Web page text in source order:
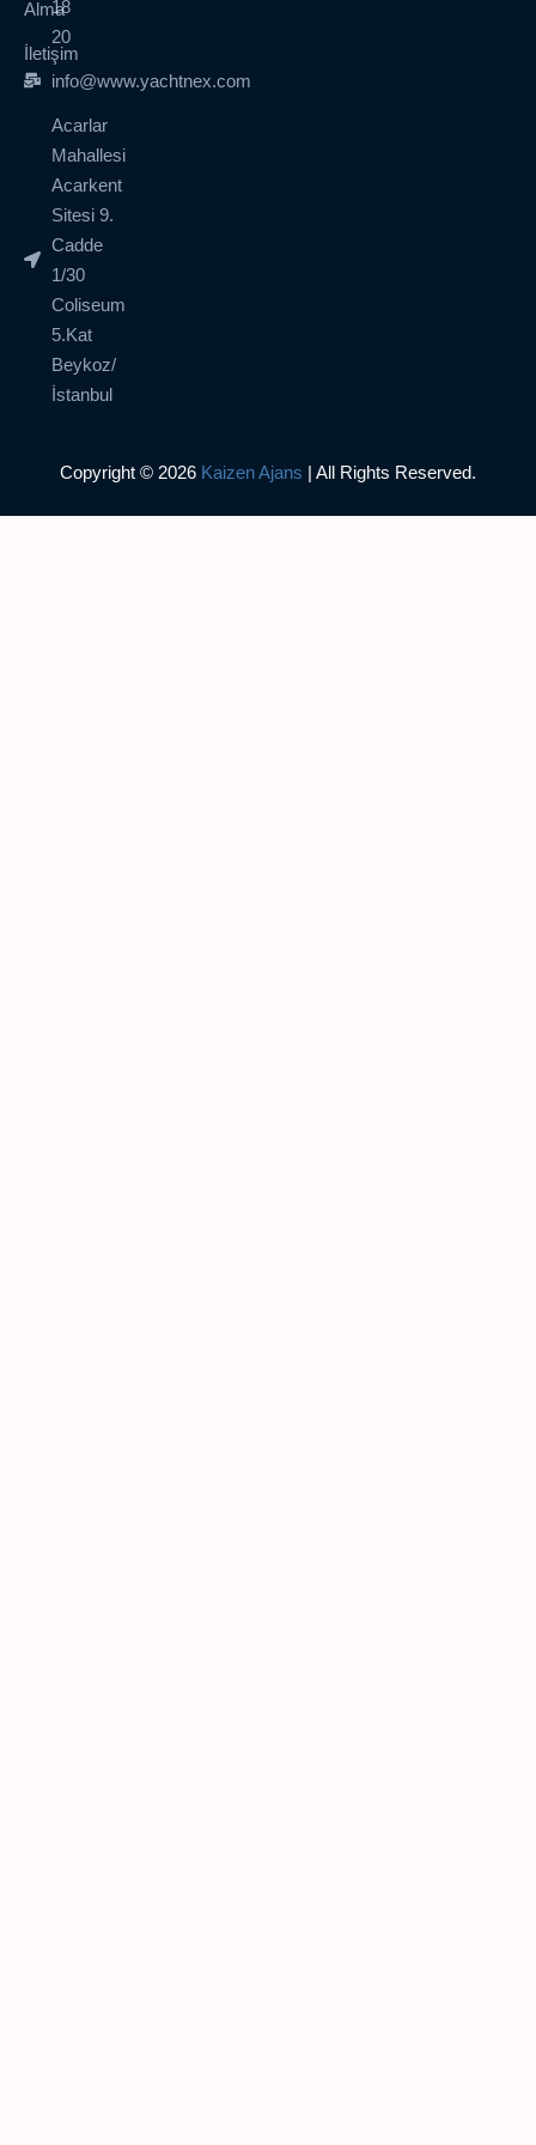
18
20
info@www.yachtnex.com
Acarlar
Mahallesi
Acarkent
Sitesi 9.
Cadde
1/30
Coliseum
5.Kat
Beykoz/
İstanbul
Alma
İletişim
Copyright © 2026 Kaizen Ajans | All Rights Reserved.